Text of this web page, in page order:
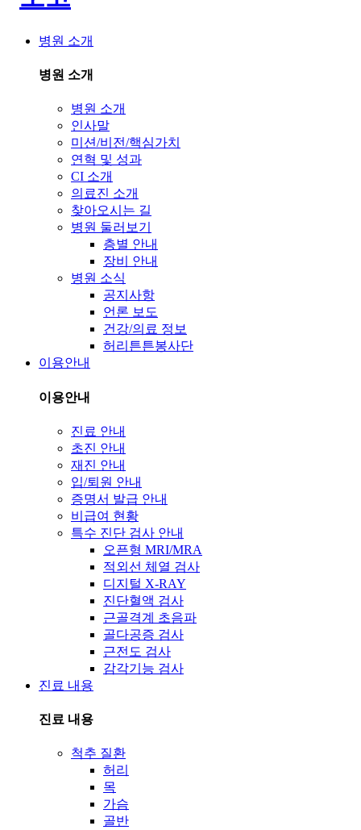
병원 소개
병원 소개
병원 소개
인사말
미션/비전/핵심가치
연혁 및 성과
CI 소개
의료진 소개
찾아오시는 길
병원 둘러보기
층별 안내
장비 안내
병원 소식
공지사항
언론 보도
건강/의료 정보
허리튼튼봉사단
이용안내
이용안내
진료 안내
초진 안내
재진 안내
입/퇴원 안내
증명서 발급 안내
비급여 현황
특수 진단 검사 안내
오픈형 MRI/MRA
적외선 체열 검사
디지털 X-RAY
진단혈액 검사
근골격계 초음파
골다공증 검사
근전도 검사
감각기능 검사
진료 내용
진료 내용
척추 질환
허리
목
가슴
골반